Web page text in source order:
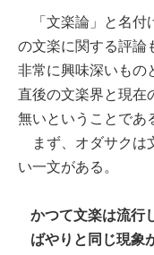
「文楽論」と名付
の文楽に関する評論
非常に興味深いもの
直後の文楽界と現在
無いということであ
まず、オダサクは
い一文がある。
かつて文楽は流行
ばやりと同じ現象